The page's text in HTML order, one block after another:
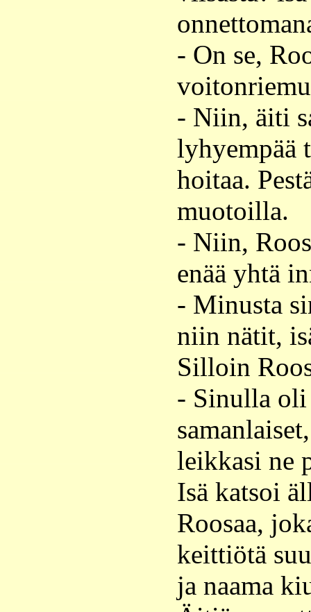
- On se,
- Niin, äiti
lyhyempää
hoitaa.
muotoilla.
- Niin,
enää yhtä
- Minusta
niin nätit,
Silloin
- Sinulla oli
leikkasi ne
Isä katsoi
Roosaa,
keittiötä
ja naama